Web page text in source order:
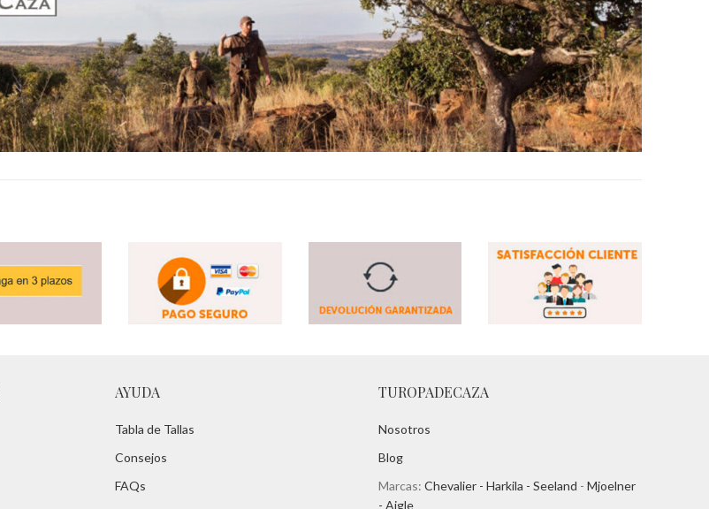
AYUDA
Tabla de Tallas
Consejos
FAQs
TUROPADECAZA
Nosotros
Blog
Marcas: Chevalier - Harkila - Seeland - Mjoelner
- Aigle